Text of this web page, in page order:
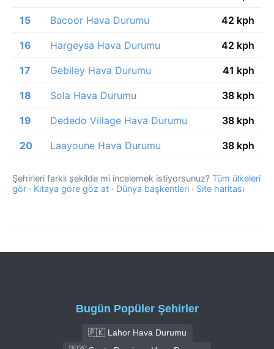
15 Bacoor Hava Durumu 42 kph
16 Hargeysa Hava Durumu 42 kph
17 Gebiley Hava Durumu 41 kph
18 Sola Hava Durumu 38 kph
19 Dededo Village Hava Durumu 38 kph
20 Laayoune Hava Durumu 38 kph
Şehirleri farklı şekilde mi incelemek istiyorsunuz? Tüm ülkeleri
gör · Kıtaya göre göz at · Dünya başkentleri · Site haritası
Bugün Popüler Şehirler
🇵🇰 Lahor Hava Durumu